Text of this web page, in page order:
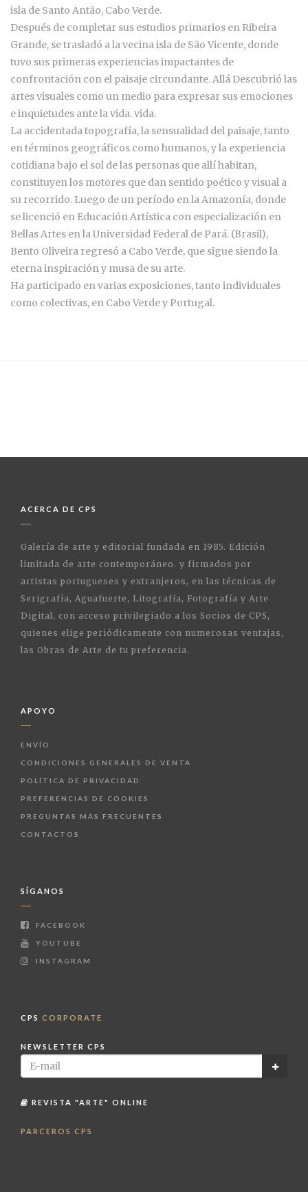
isla de Santo Antão, Cabo Verde.
Después de completar sus estudios primarios en Ribeira
Grande, se trasladó a la vecina isla de São Vicente, donde
tuvo sus primeras experiencias impactantes de
confrontación con el paisaje circundante. Allá Descubrió las
artes visuales como un medio para expresar sus emociones
e inquietudes ante la vida. vida.
La accidentada topografía, la sensualidad del paisaje, tanto
en términos geográficos como humanos, y la experiencia
cotidiana bajo el sol de las personas que allí habitan,
constituyen los motores que dan sentido poético y visual a
su recorrido. Luego de un período en la Amazonía, donde
se licenció en Educación Artística con especialización en
Bellas Artes en la Universidad Federal de Pará. (Brasil),
Bento Oliveira regresó a Cabo Verde, que sigue siendo la
eterna inspiración y musa de su arte.
Ha participado en varias exposiciones, tanto individuales
como colectivas, en Cabo Verde y Portugal.
ACERCA DE CPS
Galería de arte y editorial fundada en 1985. Edición
limitada de arte contemporáneo. y firmados por
artistas portugueses y extranjeros, en las técnicas de
Serigrafía, Aguafuerte, Litografía, Fotografía y Arte
Digital, con acceso privilegiado a los Socios de CPS,
quienes elige periódicamente con numerosas ventajas,
las Obras de Arte de tu preferencia.
APOYO
ENVÍO
CONDICIONES GENERALES DE VENTA
POLÍTICA DE PRIVACIDAD
PREFERENCIAS DE COOKIES
PREGUNTAS MÁS FRECUENTES
CONTACTOS
SÍGANOS
FACEBOOK
YOUTUBE
INSTAGRAM
CPS CORPORATE
NEWSLETTER CPS
REVISTA "ARTE" ONLINE
PARCEROS CPS